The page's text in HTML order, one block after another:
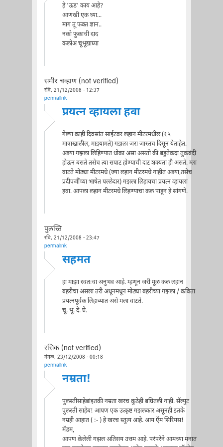
हे 'ऊड' काय आहे?
आणखी एक घ्या...
माग तू फक्त ज्ञान..
नको फुकाची दाद
कलोअ चूभूद्याघ्या
समीर चव्हाण (not verified)
रवि, 21/12/2008 - 12:37
permalink
प्रयत्न व्हायला हवा
गेल्या काही दिवसांत साईटवर लहान मीटरमधील (१५
मात्राखालील, माझ्यामते) गझला जरा जास्तच दिसून येताहेत.
अश्या गझला लिहिण्यात धोका असा असतो की बहुतेकदा तुकबंदी
होऊन बसते तसेच त्या सपाट होण्याची दाट शक्यता ही असते. म्ला
वाटते मोठ्या मीटरमधे (ज्या लहान मीटरमधे नाहीत अश्या,तसेच
प्रदीपजींच्या भाषेत पल्लेदार) गझला लिहायचा प्रयत्न व्हायला
हवा. आपला लहान मीटरमधे लिहण्याचा कल पाहून हे सांगणे.
पुलस्ति
रवि, 21/12/2008 - 23:47
permalink
सहमत
हा माझा स्वतःचा अनुभव आहे. म्हणून जरी मूळ कल लहान
बहरीचा असला तरी अधूनमधून मोठ्या बहरीच्या गझला / कविता
प्रयत्नपूर्वक लिहाव्यात असे मला वाटते.
चू. भू. दे. घे.
रसिक (not verified)
मंगळ, 23/12/2008 - 00:18
permalink
नम्रता!
पुलस्तीसाहेबांइतकी नम्रता खरच कुठेही बघितली नाही. सॅल्युट
पुलस्ती साहेब! आपण एक उत्कृष्ट गझलकार असूनही इतके
नम्रही आहात ( :- ) हे खरच स्तुत्य आहे. आय ऍम सिरियस!
मॅडम,
आपण केलेली गझल अतिशय उत्तम आहे. परंपरेने आमच्या मनात